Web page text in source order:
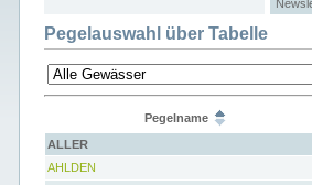
Pegelauswahl über Tabelle
Pegelname
ALLER
AHLDEN